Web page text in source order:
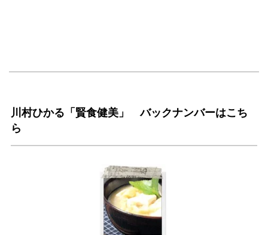
川村ひかる「賢食健美」 バックナンバーはこち
ら